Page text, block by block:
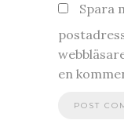
Spara
en